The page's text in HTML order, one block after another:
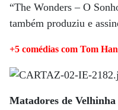
“The Wonders – O
também produziu e
+5 comédias com Tom
Matadores de